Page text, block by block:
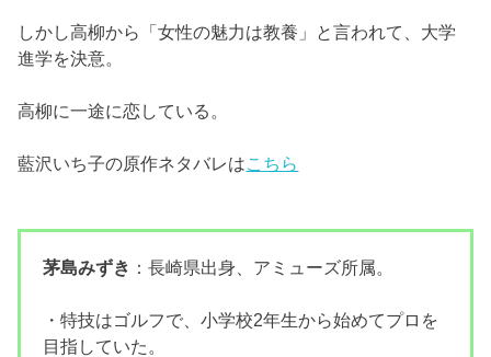
しかし高柳から「女性の魅力は教養」と言われて、大学
進学を決意。
高柳に一途に恋している。
藍沢いち子の原作ネタバレはこちら
茅島みずき ：長崎県出身、アミューズ所属。
・特技はゴルフで、小学校2年生から始めてプロを
目指していた。